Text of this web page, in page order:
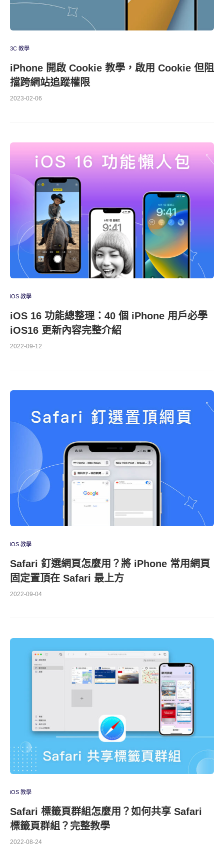
3C 教學
iPhone 開啟 Cookie 教學，啟用 Cookie 但阻
擋跨網站追蹤權限
2023-02-06
iOS 教學
iOS 16 功能總整理：40 個 iPhone 用戶必學
iOS16 更新內容完整介紹
2022-09-12
iOS 教學
Safari 釘選網頁怎麼用？將 iPhone 常用網頁
固定置頂在 Safari 最上方
2022-09-04
iOS 教學
Safari 標籤頁群組怎麼用？如何共享 Safari
標籤頁群組？完整教學
2022-08-24